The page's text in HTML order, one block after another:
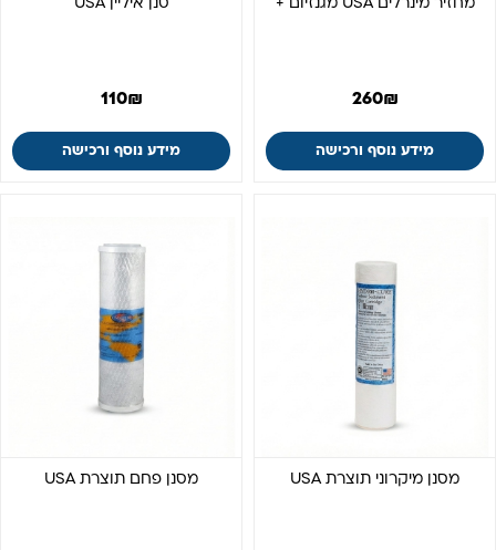
מחזיר מינרלים USA מגנזיום +
260₪
מידע נוסף ורכישה
סנן איליין USA
110₪
מידע נוסף ורכישה
מסנן מיקרוני תוצרת USA מסנן פחם תוצרת USA